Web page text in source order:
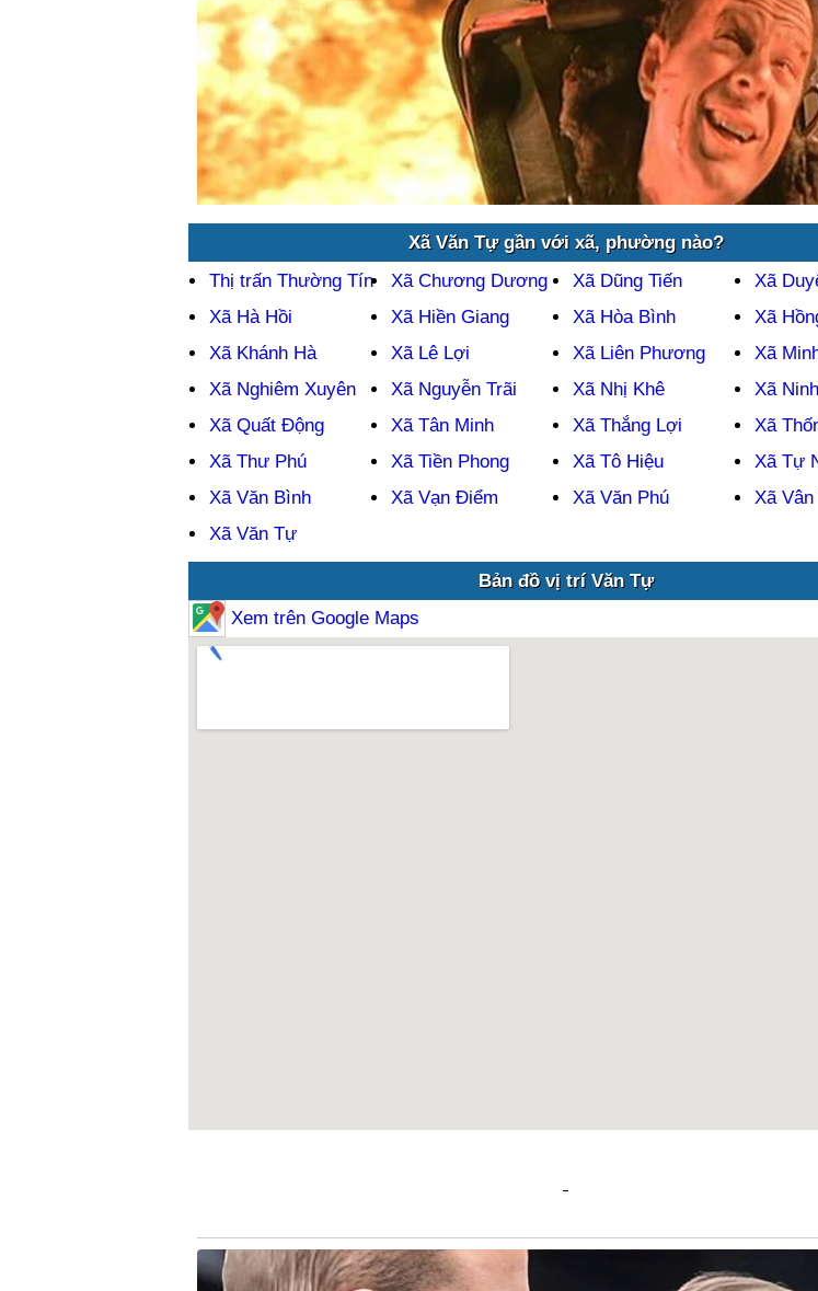
Xã Văn Tự gần với xã, phường nào?
Thị trấn Thường Tín
Xã Chương Dương Xã Dũng Tiến
Xã
Xã Hà Hồi
Xã Hiền Giang Xã Hòa Bình
Xã
Xã Khánh Hà
Xã Lê Lợi Xã Liên Phương
Xã
Xã Nghiêm Xuyên
Xã Nguyễn Trãi Xã Nhị Khê
Xã
Xã Quất Động
Xã Tân Minh Xã Thắng Lợi
Xã
Xã Thư Phú
Xã Tiền Phong Xã Tô Hiệu
Xã Tự
Xã Văn Bình
Xã Vạn Điểm Xã Văn Phú
Xã Vân
Xã Văn Tự
Bản đồ vị trí Văn Tự
Xem trên Google Maps